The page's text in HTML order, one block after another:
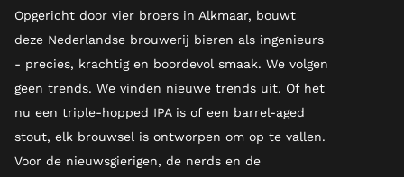
Opgericht door vier broers in Alkmaar, bouwt
deze Nederlandse brouwerij bieren als ingenieurs
- precies, krachtig en boordevol smaak. We volgen
geen trends. We vinden nieuwe trends uit. Of het
nu een triple-hopped IPA is of een barrel-aged
stout, elk brouwsel is ontworpen om op te vallen.
Voor de nieuwsgierigen, de nerds en de